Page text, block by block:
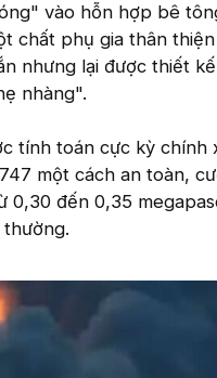
vào hỗn hợp bê
chất phụ gia thân
nhưng lại được thiết
nhàng".
tính toán cực kỳ chính
một cách an toàn,
đến 0,35